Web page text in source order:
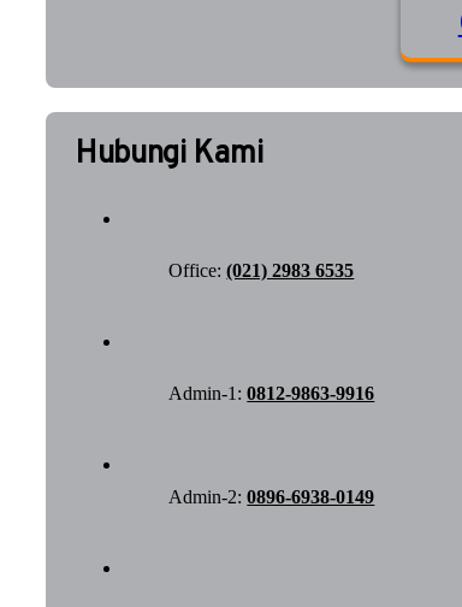
Hubungi Kami
Office:(021) 2983 6535
Admin-1:0812-9863-9916
Admin-2:0896-6938-0149